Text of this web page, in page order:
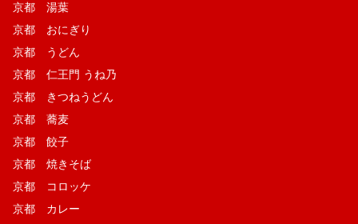
京都 湯葉
京都 おにぎり
京都 うどん
京都 仁王門 うね乃
京都 きつねうどん
京都 蕎麦
京都 餃子
京都 焼きそば
京都 コロッケ
京都 カレー